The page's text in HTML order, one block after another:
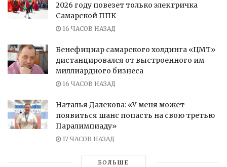
2026 году повезет только электричка
Самарской ППК
16 ЧАСОВ НАЗАД
Бенефициар самарского холдинга «ЦМТ»
дистанцировался от выстроенного им
миллиардного бизнеса
16 ЧАСОВ НАЗАД
Наталья Далекова: «У меня может
появиться шанс попасть на свою третью
Паралимпиаду»
17 ЧАСОВ НАЗАД
БОЛЬШЕ